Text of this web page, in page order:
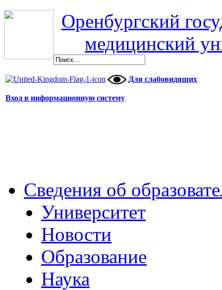
Оренбургский
медицинский
Для слабовидящих
Вход в информационную систему
Сведения об
Университет
Новости
Образование
Наука